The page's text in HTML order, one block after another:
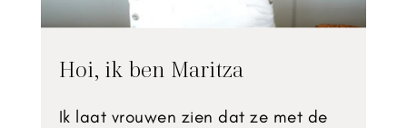
Hoi, ik ben Maritza
Ik laat vrouwen zien dat ze met de